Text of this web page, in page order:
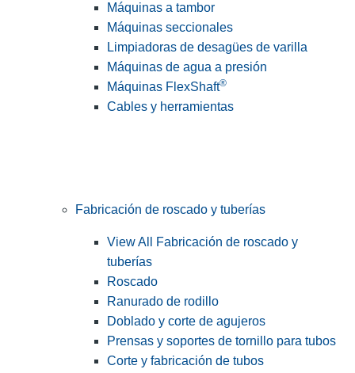
Máquinas a tambor
Máquinas seccionales
Limpiadoras de desagües de varilla
Máquinas de agua a presión
Máquinas FlexShaft®
Cables y herramientas
Fabricación de roscado y tuberías
View All Fabricación de roscado y
tuberías
Roscado
Ranurado de rodillo
Doblado y corte de agujeros
Prensas y soportes de tornillo para tubos
Corte y fabricación de tubos